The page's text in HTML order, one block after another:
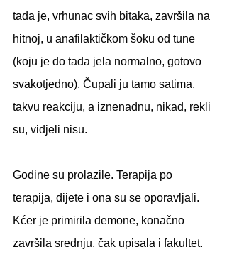
tada je, vrhunac svih bitaka, završila na
hitnoj, u anafilaktičkom šoku od tune
(koju je do tada jela normalno, gotovo
svakotjedno). Čupali ju tamo satima,
takvu reakciju, a iznenadnu, nikad, rekli
su, vidjeli nisu.
Godine su prolazile. Terapija po
terapija, dijete i ona su se oporavljali.
Kćer je primirila demone, konačno
završila srednju, čak upisala i fakultet.